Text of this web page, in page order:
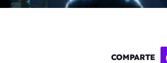
COMPARTE